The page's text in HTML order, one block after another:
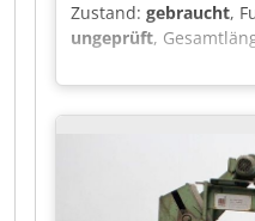
Zustand: gebraucht,
ungeprüft,
1.500
Förderbandbreite:
mm, -KOM 1606- Wir
Kratzbandförderer
unser Lager
getestet werden. Wir
Späneförderer.